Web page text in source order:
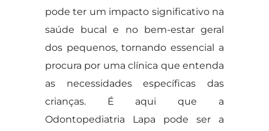
pode ter um impacto significativo na
saúde bucal e no bem-estar geral
dos pequenos, tornando essencial a
procura por uma clínica que entenda
as necessidades específicas das
crianças. É aqui que a
Odontopediatria Lapa pode ser a